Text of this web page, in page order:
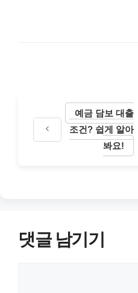
예금 담보 대출
조건? 쉽게 알아
봐요!
댓글 남기기